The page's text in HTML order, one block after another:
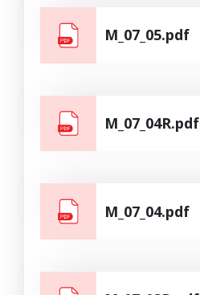
M_07_05.pdf
M_07_04R.pdf
M_07_04.pdf